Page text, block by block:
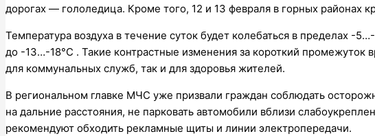
дорогах — гололедица. Кроме того, 12 и 13 февраля в горных районах
Температура воздуха в течение суток будет колебаться в пределах -
до -13…-18°C . Такие контрастные изменения за короткий промежуток
для коммунальных служб, так и для здоровья жителей.
В региональном главке МЧС уже призвали граждан соблюдать
на дальние расстояния, не парковать автомобили вблизи
рекомендуют обходить рекламные щиты и линии электропередачи.